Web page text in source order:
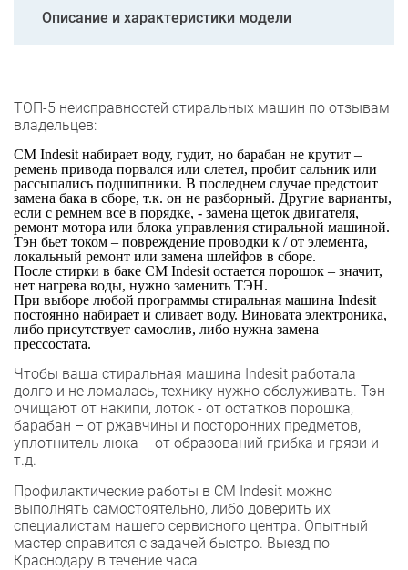
Описание и характеристики модели
ТОП-5 неисправностей стиральных машин по отзывам
владельцев:
СМ Indesit набирает воду, гудит, но барабан не крутит –
ремень привода порвался или слетел, пробит сальник или
рассыпались подшипники. В последнем случае предстоит
замена бака в сборе, т.к. он не разборный. Другие варианты,
если с ремнем все в порядке, - замена щеток двигателя,
ремонт мотора или блока управления стиральной машиной.
Тэн бьет током – повреждение проводки к / от элемента,
локальный ремонт или замена шлейфов в сборе.
После стирки в баке СМ Indesit остается порошок – значит,
нет нагрева воды, нужно заменить ТЭН.
При выборе любой программы стиральная машина Indesit
постоянно набирает и сливает воду. Виновата электроника,
либо присутствует самослив, либо нужна замена
прессостата.
Чтобы ваша стиральная машина Indesit работала
долго и не ломалась, технику нужно обслуживать. Тэн
очищают от накипи, лоток - от остатков порошка,
барабан – от ржавчины и посторонних предметов,
уплотнитель люка – от образований грибка и грязи и
т.д.
Профилактические работы в СМ Indesit можно
выполнять самостоятельно, либо доверить их
специалистам нашего сервисного центра. Опытный
мастер справится с задачей быстро. Выезд по
Краснодару в течение часа.